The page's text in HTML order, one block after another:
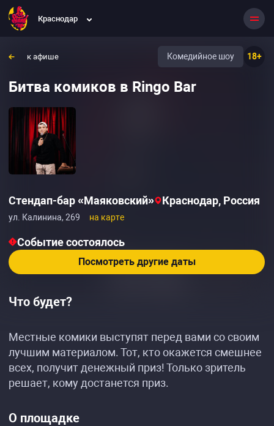
Краснодар
к афише 18+
Комедийное шоу
Битва комиков в Ringo Bar
Стендап-бар «Маяковский» Краснодар, Россия
ул. Калинина, 269 на карте
Событие состоялось
Посмотреть другие даты
Что будет?
Местные комики выступят перед вами со своим
лучшим материалом. Тот, кто окажется смешнее
всех, получит денежный приз! Только зритель
решает, кому достанется приз.
О площадке